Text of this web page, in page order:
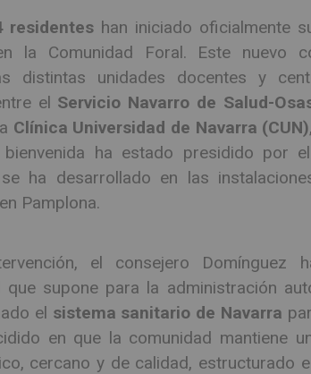
residentes han iniciado oficialmente
la Comunidad Foral. Este nuevo
distintas unidades docentes y
el Servicio Navarro de Salud-
Clínica Universidad de Navarra (CUN)
ha estado presidido por
ha desarrollado en las
en Pamplona.
el consejero
que supone para la administración
el sistema sanitario de Navarra
en que la comunidad mantiene
cercano y de calidad, estructurado